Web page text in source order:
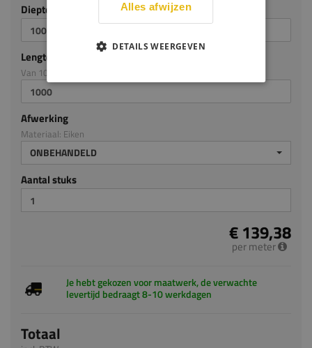
Diepte mm (milimeters)
Lengte mm (milimeters)
Van 100mm tot en met 4000mm
Afwerking
Materiaal: Eiken
ONBEHANDELD
Aantal stuks
€ 139,38
per meter
Je hebt gekozen voor maatwerk, de verwachte
levertijd bedraagt 8-10 werkdagen
Totaal
Alles afwijzen
DETAILS WEERGEVEN